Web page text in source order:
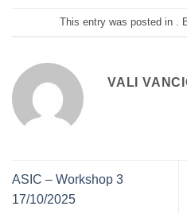
This entry was posted in .
VALI
ASIC – Workshop 3
17/10/2025